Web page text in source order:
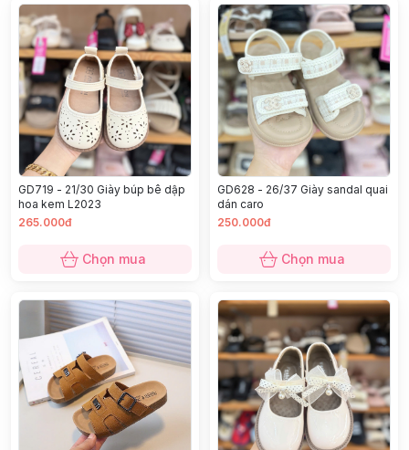
GD719 - 21/30 Giày búp bê dập
hoa kem L2023
265.000đ
Chọn mua
GD628 - 26/37 Giày sandal quai
dán caro
250.000đ
Chọn mua